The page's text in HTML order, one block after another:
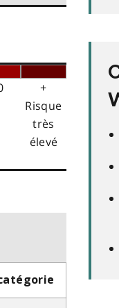
+
Risque
très
élevé